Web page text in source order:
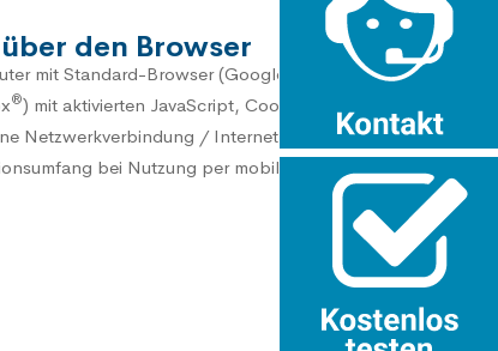
den Browser
mit Standard-Browser (Google Chrome ®,
®) mit aktivierten JavaScript, Cookie-Nutzung,
Netzwerkverbindung / Internetverbindung
bei Nutzung per mobilen